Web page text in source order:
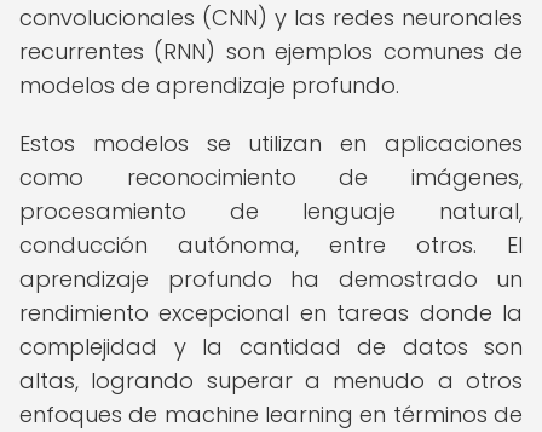
convolucionales (CNN) y las redes neuronales
recurrentes (RNN) son ejemplos comunes de
modelos de aprendizaje profundo.
Estos modelos se utilizan en aplicaciones
como reconocimiento de imágenes,
procesamiento de lenguaje natural,
conducción autónoma, entre otros. El
aprendizaje profundo ha demostrado un
rendimiento excepcional en tareas donde la
complejidad y la cantidad de datos son
altas, logrando superar a menudo a otros
enfoques de machine learning en términos de